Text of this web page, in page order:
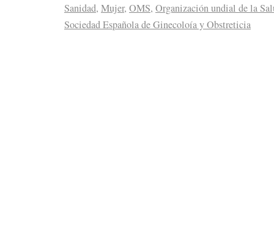
Sanidad, Mujer, OMS, Organización undial de la
Sociedad Española de Ginecoloía y Obstreticia